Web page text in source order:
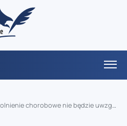
chorobowe nie będzie uwzględniane w systemie bonus-malus emerytalnym